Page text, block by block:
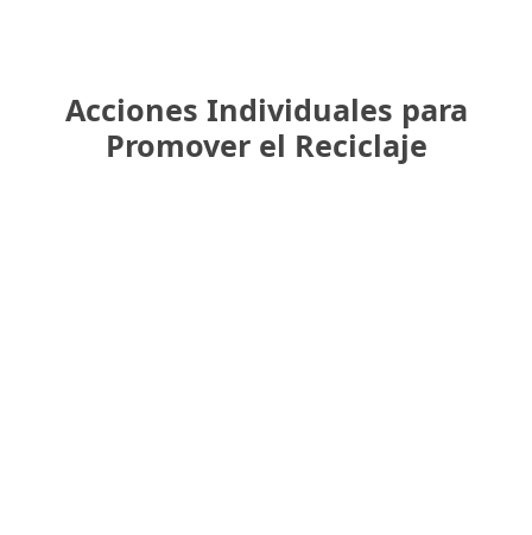
Acciones Individuales para
Promover el Reciclaje